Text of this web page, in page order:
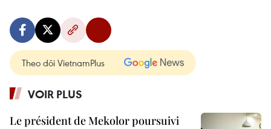
Theo dõi VietnamPlus
VOIR PLUS
Le président de Mekolor poursuivi